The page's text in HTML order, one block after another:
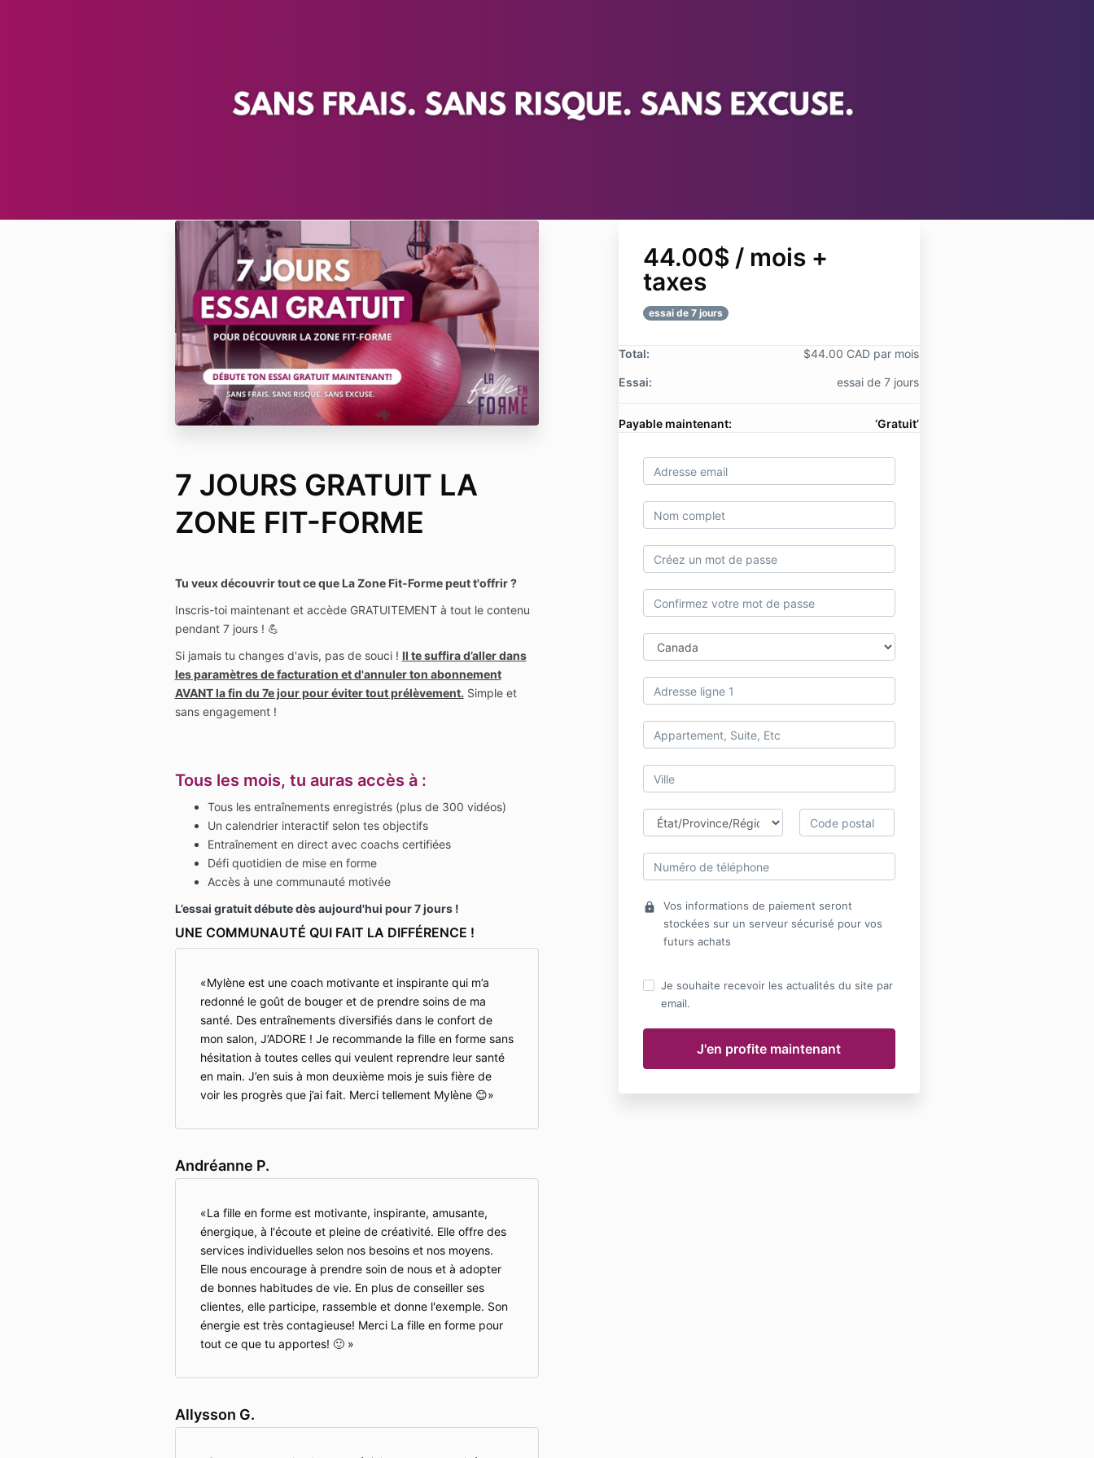
7 JOURS GRATUIT LA
ZONE FIT-FORME
Tu veux découvrir tout ce que La Zone Fit-Forme peut t'offrir ?
Inscris-toi maintenant et accède GRATUITEMENT à tout le contenu
pendant 7 jours ! 💪
Si jamais tu changes d'avis, pas de souci ! Il te suffira d’aller dans
les paramètres de facturation et d'annuler ton abonnement
AVANT la fin du 7e jour pour éviter tout prélèvement. Simple et
sans engagement !
Tous les mois, tu auras accès à :
Tous les entraînements enregistrés (plus de 300 vidéos)
Un calendrier interactif selon tes objectifs
Entraînement en direct avec coachs certifiées
Défi quotidien de mise en forme
Accès à une communauté motivée
L’essai gratuit débute dès aujourd'hui pour 7 jours !
UNE COMMUNAUTÉ QUI FAIT LA DIFFÉRENCE !
Mylène est une coach motivante et inspirante qui m’a
redonné le goût de bouger et de prendre soins de ma
santé. Des entraînements diversifiés dans le confort de
mon salon, J’ADORE ! Je recommande la fille en forme sans
hésitation à toutes celles qui veulent reprendre leur santé
en main. J’en suis à mon deuxième mois je suis fière de
voir les progrès que j’ai fait. Merci tellement Mylène 😊
Andréanne P.
La fille en forme est motivante, inspirante, amusante,
énergique, à l'écoute et pleine de créativité. Elle offre des
services individuelles selon nos besoins et nos moyens.
Elle nous encourage à prendre soin de nous et à adopter
de bonnes habitudes de vie. En plus de conseiller ses
clientes, elle participe, rassemble et donne l'exemple. Son
énergie est très contagieuse! Merci La fille en forme pour
tout ce que tu apportes! 🙂
Allysson G.
44.00$ / mois +
taxes
essai de 7 jours
Total: $44.00 CAD par mois
Essai: essai de 7 jours
Payable maintenant: ‘Gratuit’
lock
Vos informations de paiement seront
stockées sur un serveur sécurisé pour vos
futurs achats
Je souhaite recevoir les actualités du site par
email.